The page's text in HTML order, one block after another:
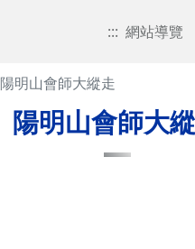
::: 網站導覽
陽明山會師大縱走
陽明山會師大